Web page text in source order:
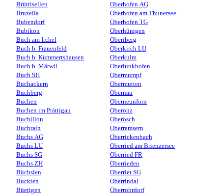
Brüttisellen
Bruzella
Bubendorf
Bubikon
Buch am Irchel
Buch b. Frauenfeld
Buch b. Kümmertshausen
Buch b. Märwil
Buch SH
Buchackern
Buchberg
Buchen
Buchen im Prättigau
Buchillon
Buchrain
Buchs AG
Buchs LU
Buchs SG
Buchs ZH
Büchslen
Buckten
Büetigen
Oberhofen AG
Oberhofen am Thunersee
Oberhofen TG
Oberhünigen
Oberiberg
Oberkirch LU
Oberkulm
Oberlunkhofen
Obermumpf
Obermutten
Obernau
Oberneunforn
Oberönz
Oberösch
Oberramsern
Oberrickenbach
Oberried am Brienzersee
Oberried FR
Oberrieden
Oberriet SG
Oberrindal
Oberrohrdorf